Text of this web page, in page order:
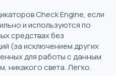
Check Engine, если
и используются по
средствах без
(за исключением других
для работы с данным
никакого света. Легко.